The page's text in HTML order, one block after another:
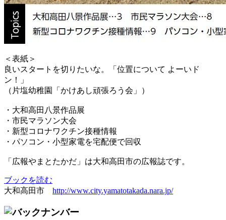
＜表紙＞
良いスタートを切りたいな。「位置について よーいド
ン！」
（片塩幼稚園「かけあし頑張ろう会」）
・大和高田八景作品展
・市民マラソン大会
・新型コロナワクチン接種情報
・パソコン・小型家電を宅配便で回収
「広報やまとたかだ」は大和高田市の広報誌です。
ブックを読む
大和高田市 http://www.city.yamatotakada.nara.jp/